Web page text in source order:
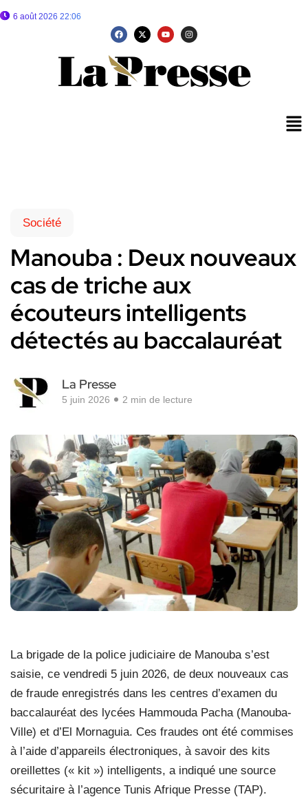
6 août 2026 22:06
Société
Manouba : Deux nouveaux
cas de triche aux
écouteurs intelligents
détectés au baccalauréat
La Presse
5 juin 2026 2 min de lecture
La brigade de la police judiciaire de Manouba s’est
saisie, ce vendredi 5 juin 2026, de deux nouveaux cas
de fraude enregistrés dans les centres d’examen du
baccalauréat des lycées Hammouda Pacha (Manouba-
Ville) et d’El Mornaguia. Ces fraudes ont été commises
à l’aide d’appareils électroniques, à savoir des kits
oreillettes (« kit ») intelligents, a indiqué une source
sécuritaire à l’agence Tunis Afrique Presse (TAP).